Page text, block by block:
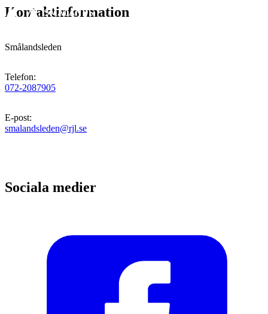
Kontaktinformation
Smålandsleden
Telefon:
072-2087905
E-post:
smalandsleden@rjl.se
Sociala medier